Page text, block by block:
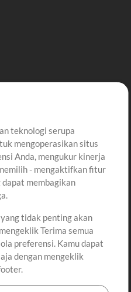
Akun
Masuk
Daftar
Lihat Keranjang
teknologi serupa
mengoperasikan situs
Anda, mengukur kinerja
- mengaktifkan fitur
dapat membagikan
tidak penting akan
Terima semua
preferensi. Kamu dapat
dengan mengeklik